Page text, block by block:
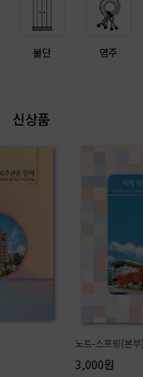
불단 염주
신상품
노트-스프링(본부)